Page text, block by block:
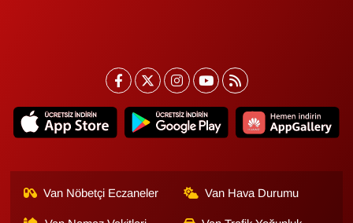
Van Nöbetçi Eczaneler Van Hava Durumu